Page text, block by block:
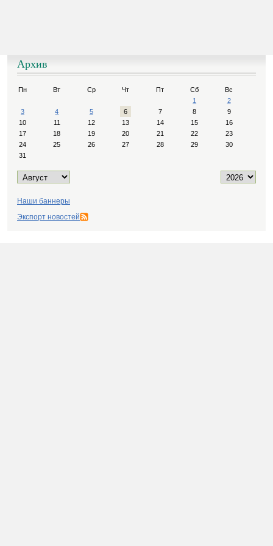
Архив
Пн Вт Ср Чт Пт Сб
Вс
1
2
3
4 5 6 7 8
9
10
11 12 13 14 15
16
17
18 19 20 21 22
23
24
25 26 27 28 29
30
31
Наши баннеры
Экспорт новостей